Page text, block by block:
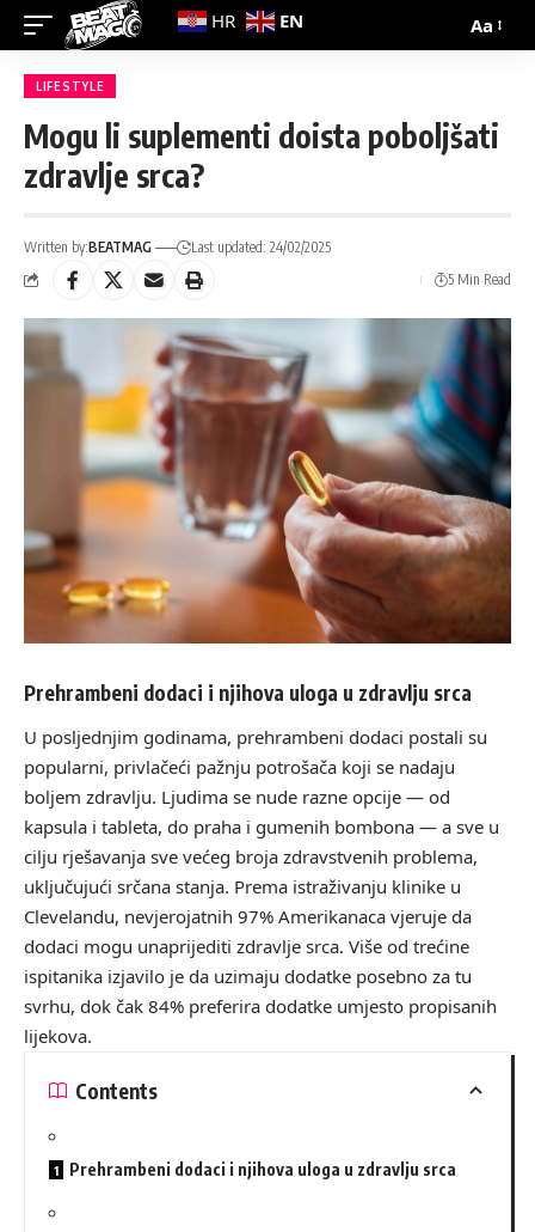
Aa
LIFESTYLE
Mogu li suplementi doista poboljšati
zdravlje srca?
Written by:BEATMAG
Last updated: 24/02/2025
5 Min Read
Prehrambeni dodaci i njihova uloga u zdravlju srca
U posljednjim godinama, prehrambeni dodaci postali su
popularni, privlačeći pažnju potrošača koji se nadaju
boljem zdravlju. Ljudima se nude razne opcije — od
kapsula i tableta, do praha i gumenih bombona — a sve u
cilju rješavanja sve većeg broja zdravstvenih problema,
uključujući srčana stanja. Prema istraživanju klinike u
Clevelandu, nevjerojatnih 97% Amerikanaca vjeruje da
dodaci mogu unaprijediti zdravlje srca. Više od trećine
ispitanika izjavilo je da uzimaju dodatke posebno za tu
svrhu, dok čak 84% preferira dodatke umjesto propisanih
lijekova.
Contents
Prehrambeni dodaci i njihova uloga u zdravlju srca
HR EN